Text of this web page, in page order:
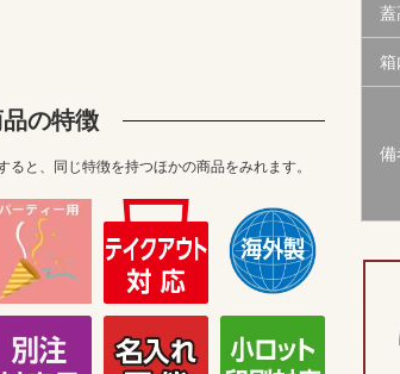
の特徴
と、同じ特徴を持つほかの商品をみれます。
蓋
備